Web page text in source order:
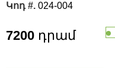
Կոդ #. 024-004
7200